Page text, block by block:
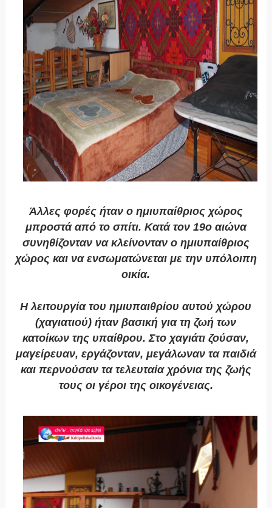
Άλλες φορές ήταν ο ημιυπαίθριος χώρος
μπροστά από το σπίτι. Κατά τον 19ο αιώνα
συνηθίζονταν να κλείνονταν ο ημιυπαίθριος
χώρος και να ενσωματώνεται με την υπόλοιπη
οικία.
Η λειτουργία του ημιυπαιθρίου αυτού χώρου
(χαγιατιού) ήταν βασική για τη ζωή των
κατοίκων της υπαίθρου. Στο χαγιάτι ζούσαν,
μαγείρευαν, εργάζονταν, μεγάλωναν τα παιδιά
και περνούσαν τα τελευταία χρόνια της ζωής
τους οι γέροι της οικογένειας.